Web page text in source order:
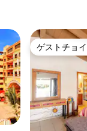
ゲストチョ
ゲストチョ